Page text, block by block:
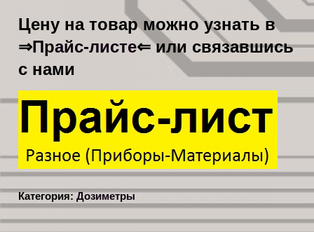
Цену на товар можно узнать в
⇒Прайс-листе⇐ или связавшись
с нами
Категория:Дозиметры